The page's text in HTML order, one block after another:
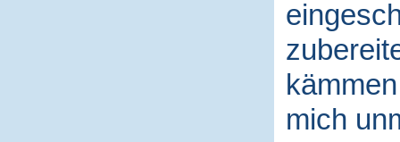
mich